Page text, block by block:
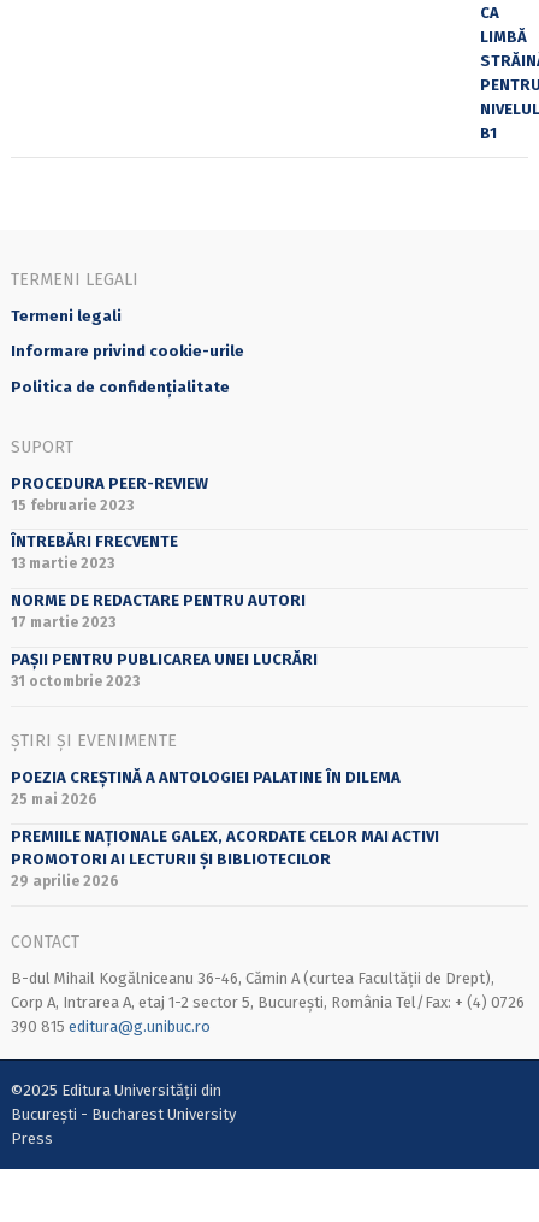
TERMENI LEGALI
Termeni legali
Informare privind cookie-urile
Politica de confidențialitate
SUPORT
PROCEDURA PEER-REVIEW
15 februarie 2023
ÎNTREBĂRI FRECVENTE
13 martie 2023
NORME DE REDACTARE PENTRU AUTORI
17 martie 2023
PAȘII PENTRU PUBLICAREA UNEI LUCRĂRI
31 octombrie 2023
ȘTIRI ȘI EVENIMENTE
POEZIA CREȘTINĂ A ANTOLOGIEI PALATINE ÎN DILEMA
25 mai 2026
PREMIILE NAȚIONALE GALEX, ACORDATE CELOR MAI ACTIVI
PROMOTORI AI LECTURII ȘI BIBLIOTECILOR
29 aprilie 2026
CONTACT
B-dul Mihail Kogălniceanu 36-46, Cămin A (curtea Facultății de Drept),
Corp A, Intrarea A, etaj 1-2 sector 5, București, România Tel/Fax: + (4) 0726
390 815 editura@g.unibuc.ro
©2025 Editura Universității din
București - Bucharest University
Press